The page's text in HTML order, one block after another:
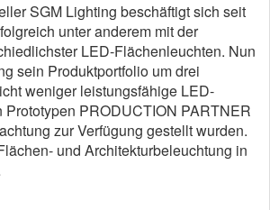
SGM Lighting beschäftigt sich seit
unter anderem mit der
LED-Flächenleuchten. Nun
sein Produktportfolio um drei
weniger leistungsfähige LED-
Prototypen PRODUCTION PARTNER
zur Verfügung gestellt wurden.
und Architekturbeleuchtung in